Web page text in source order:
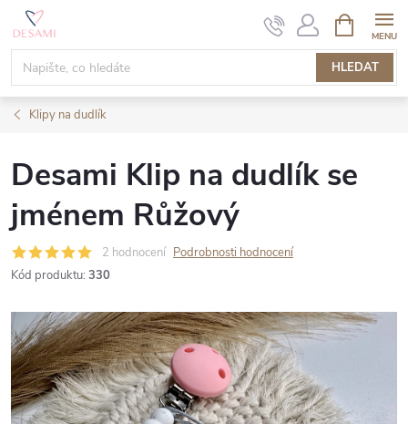
Přejít
obsah
HLEDAT
NÁKUPNÍ
KOŠÍK
Klipy na dudlík
Desami Klip na dudlík se
jménem Růžový
2 hodnocení Podrobnosti hodnocení
Kód produktu: 330